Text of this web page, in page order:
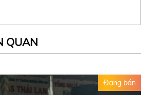
QUAN
Đang bán